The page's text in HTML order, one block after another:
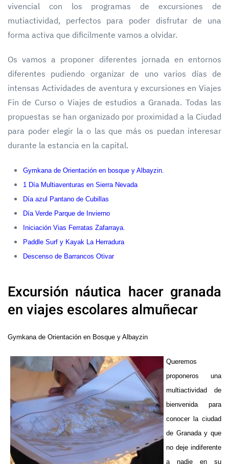
vivencial con los programas de excursiones de
mutiactividad, perfectos para poder disfrutar de una
forma activa que dificilmente vamos a olvidar.
Os vamos a proponer diferentes jornada en entornos
diferentes pudiendo organizar de uno varios días de
intensas Actividades de aventura y excursiones en Viajes
Fin de Curso o Viajes de estudios a Granada. Todas las
propuestas se han organizado por proximidad a la Ciudad
para poder elegir la o las que más os puedan interesar
durante la estancia en la capital.
Gymkana de Orientación en bosque y Albayzin.
1 Día Multiaventuras en Sierra Nevada
Día azul Pantano de Cubillas
Día Verde Parque de Invierno
Iniciación Vias Ferratas Zafarraya.
Paddle Surf y Kayak La Herradura
Descenso de Barrancos Otivar
Excursión náutica hacer granada
en viajes escolares almuñecar
Gymkana de Orientación en Bosque y Albayzin
Queremos
proponeros una
multiactividad de
bienvenida para
conocer la ciudad
de Granada y que
no deje indiferente
a nadie en su